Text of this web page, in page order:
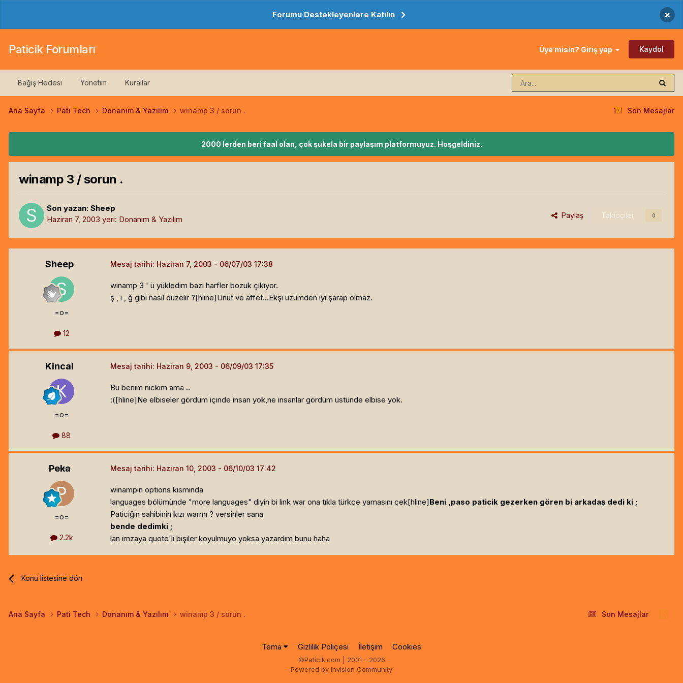
Forumu Destekleyenlere Katılın ×
Paticik Forumları Üye misin? Giriş yap Kaydol
Bağış Hedesi Yönetim Kurallar
Son Mesajlar
Ana Sayfa Pati Tech Donanım & Yazılım winamp 3 / sorun .
2000 lerden beri faal olan, çok şukela bir paylaşım platformuyuz. Hoşgeldiniz.
winamp 3 / sorun .
Son yazan: Sheep
Haziran 7, 2003 yeri: Donanım & Yazılım Paylaş Takipçiler 0
Sheep
=o=
12
Mesaj tarihi: Haziran 7, 2003
winamp 3 ' ü yükledim bazı harfler bozuk çıkıyor.
ş , ı , ğ gibi nasıl düzelir ?[hline]Unut ve affet...Ekşi üzümden iyi şarap olmaz.
Kincal
=o=
88
Mesaj tarihi: Haziran 9, 2003
Bu benim nickim ama ..
:([hline]Ne elbiseler gördüm içinde insan yok,ne insanlar gördüm üstünde elbise yok.
Peka
=o=
2.2k
Mesaj tarihi: Haziran 10, 2003
winampin options kısmında
languages bölümünde "more languages" diyin bi link war ona tıkla türkçe yamasını çek[hline]Beni ,paso paticik gezerken gören bi arkadaş dedi ki ;
Paticiğin sahibinin kızı warmı ? versinler sana
bende dedimki ;
lan imzaya quote'li bişiler koyulmuyo yoksa yazardım bunu haha
Konu listesine dön
Son Mesajlar
Ana Sayfa Pati Tech Donanım & Yazılım winamp 3 / sorun .
Tema Gizlilik Poliçesi İletişim Cookies
©Paticik.com | 2001 - 2026
Powered by Invision Community